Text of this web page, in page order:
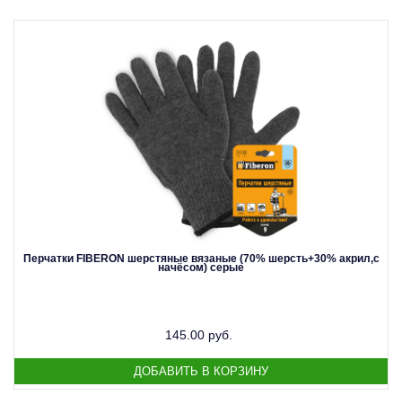
Перчатки FIBERON шерстяные вязаные (70% шерсть+30% акрил,с
начёсом) серые
145.00 руб.